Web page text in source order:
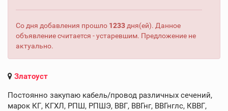
Со дня добавления прошло 1233 дня(ей). Данное
объявление считается - устаревшим. Предложение не
актуально.
Златоуст
Постоянно закупаю кабель/провод различных сечений,
марок КГ, КГХЛ, РПШ, РПШЭ, ВВГ, ВВГнг, ВВГнглс, КВВГ,